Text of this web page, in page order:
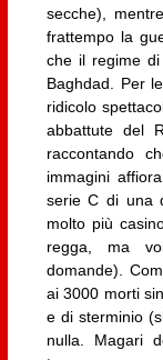
secche),
frattempo la
che il regime
Baghdad. Per
ridicolo
abbattute del
raccontando
immagini
serie C di una
molto più
regga, ma
domande).
ai 3000 morti
e di sterminio
nulla. Magari